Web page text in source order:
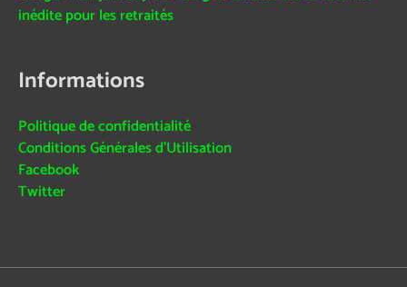
inédite pour les retraités
Informations
Politique de confidentialité
Conditions Générales d’Utilisation
Facebook
Twitter